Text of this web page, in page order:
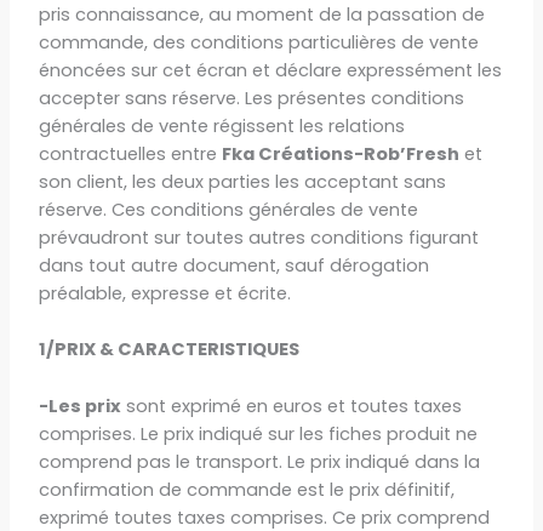
pris connaissance, au moment de la passation de
commande, des conditions particulières de vente
énoncées sur cet écran et déclare expressément les
accepter sans réserve. Les présentes conditions
générales de vente régissent les relations
contractuelles entre Fka Créations-Rob’Fresh et
son client, les deux parties les acceptant sans
réserve. Ces conditions générales de vente
prévaudront sur toutes autres conditions figurant
dans tout autre document, sauf dérogation
préalable, expresse et écrite.
1/PRIX & CARACTERISTIQUES
-Les prix sont exprimé en euros et toutes taxes
comprises. Le prix indiqué sur les fiches produit ne
comprend pas le transport. Le prix indiqué dans la
confirmation de commande est le prix définitif,
exprimé toutes taxes comprises. Ce prix comprend